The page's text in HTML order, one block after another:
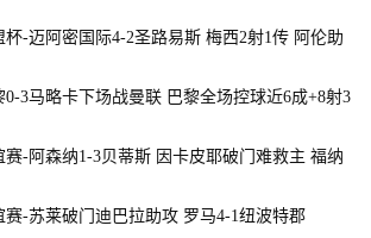
杯-迈阿密国际4-2圣路易斯 梅西2射1传 阿伦助
0-3马略卡下场战曼联 巴黎全场控球近6成+8射3
赛-阿森纳1-3贝蒂斯 因卡皮耶破门难救主 福纳
赛-苏莱破门迪巴拉助攻 罗马4-1纽波特郡